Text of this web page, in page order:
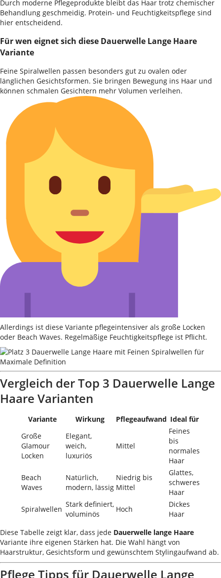
Durch moderne Pflegeprodukte bleibt das Haar trotz chemischer
Behandlung geschmeidig. Protein- und Feuchtigkeitspflege sind
hier entscheidend.
Für wen eignet sich diese Dauerwelle Lange Haare
Variante
Feine Spiralwellen passen besonders gut zu ovalen oder
länglichen Gesichtsformen. Sie bringen Bewegung ins Haar und
können schmalen Gesichtern mehr Volumen verleihen.
Allerdings ist diese Variante pflegeintensiver als große Locken
oder Beach Waves. Regelmäßige Feuchtigkeitspflege ist Pflicht.
Vergleich der Top 3 Dauerwelle Lange
Haare Varianten
Variante Wirkung Pflegeaufwand Ideal für
Große
Glamour
Locken
Elegant,
weich,
luxuriös
Mittel
Feines
bis
normales
Haar
Beach
Waves
Natürlich,
modern, lässig
Niedrig bis
Mittel
Glattes,
schweres
Haar
Spiralwellen
Stark definiert,
voluminös
Hoch
Dickes
Haar
Diese Tabelle zeigt klar, dass jede Dauerwelle lange Haare
Variante ihre eigenen Stärken hat. Die Wahl hängt von
Haarstruktur, Gesichtsform und gewünschtem Stylingaufwand ab.
Pflege Tipps für Dauerwelle Lange